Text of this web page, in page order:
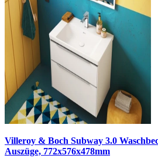
Villeroy & Boch Subway 3.0
Auszüge, 772x576x478mm